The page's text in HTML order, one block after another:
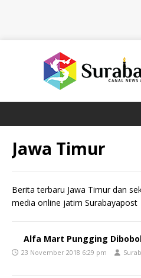
Jawa Timur
Berita terbaru Jawa Timur dan
media online jatim Surabayapost
Alfa Mart Pungging
23 November 2018 6:29 pm